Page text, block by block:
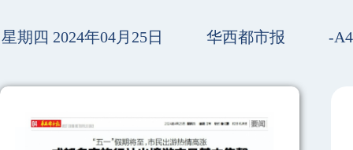
星期四 2024年04月25日 华西都市报 -